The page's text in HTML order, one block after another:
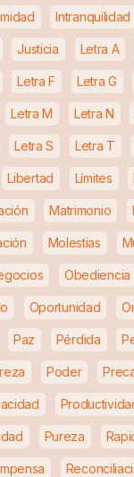
Intranquilidad
Justicia Letra A
Letra F Letra G
Letra M Letra N
Letra S Letra T
Libertad Límites
Matrimonio
Molestias
Obediencia
Oportunidad
Paz Pérdida
Poder
Pureza